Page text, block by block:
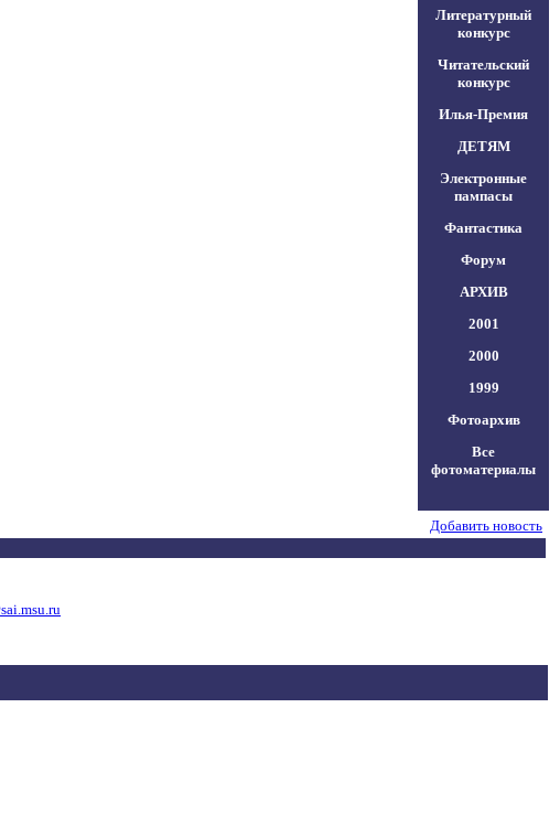
Литературный
конкурс
Читательский
конкурс
Илья-Премия
ДЕТЯМ
Электронные
пампасы
Фантастика
Форум
АРХИВ
2001
2000
1999
Фотоархив
Все
фотоматериалы
Добавить новость